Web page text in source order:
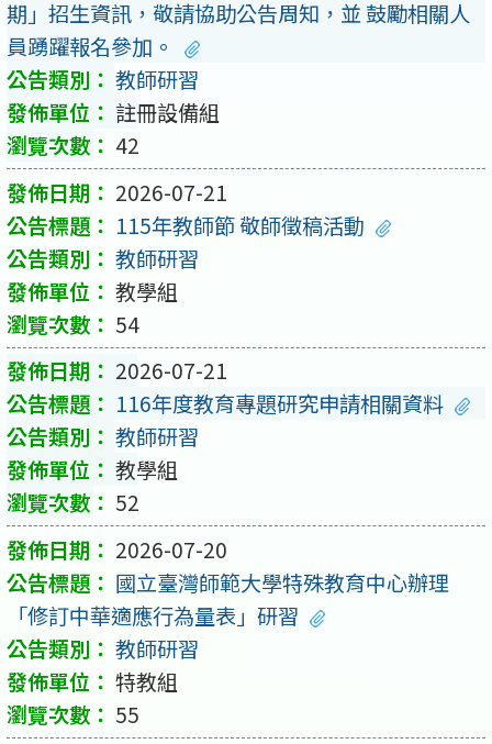
期」招生資訊，敬請協助公告周知，並 鼓勵相關人
員踴躍報名參加。
教師研習
註冊設備組
42
2026-07-21
115年教師節 敬師徵稿活動
教師研習
教學組
54
2026-07-21
116年度教育專題研究申請相關資料
教師研習
教學組
52
2026-07-20
國立臺灣師範大學特殊教育中心辦理
「修訂中華適應行為量表」研習
教師研習
特教組
55